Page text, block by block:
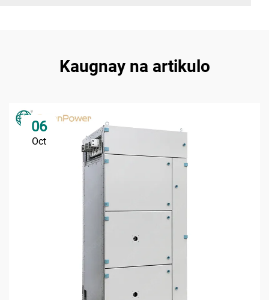
Kaugnay na artikulo
06
Oct